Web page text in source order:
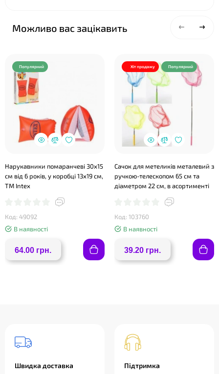
Можливо вас зацікавить
Популярний
Нарукавники помаранчеві 30х15
см від 6 років, у коробці 13х19 см,
ТМ Іntex
Код: 49092
В наявності
64.00 грн.
Хіт продажу Популярний
Сачок для метеликів металевий з
ручкою-телескопом 65 см та
діаметром 22 см, в асортименті
Код: 103760
В наявності
39.20 грн.
Швидка доставка Підтримка